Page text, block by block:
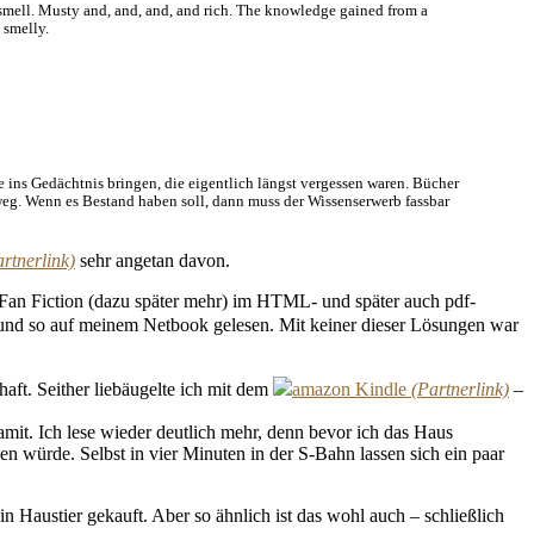
Musty and, and, and, and rich. The knowledge gained from a
Gedächtnis bringen, die eigentlich längst vergessen waren. Bücher
es Bestand haben soll, dann muss der Wissenserwerb fassbar
sehr angetan davon.
Fiction (dazu später mehr) im HTML- und später auch pdf-
so auf meinem Netbook gelesen. Mit keiner dieser Lösungen war
Seither liebäugelte ich mit dem amazon Kindle
–
Ich lese wieder deutlich mehr, denn bevor ich das Haus
würde. Selbst in vier Minuten in der S-Bahn lassen sich ein paar
Haustier gekauft. Aber so ähnlich ist das wohl auch – schließlich